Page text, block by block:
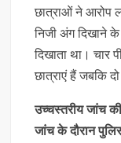
छात्राओं ने आरोप
निजी अंग दिखाने
दिखाता था। चार
छात्राएं हैं जबकि
उच्चस्तरीय जांच
जांच के दौरान